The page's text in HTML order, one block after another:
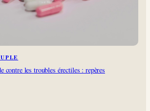
contre les troubles érectiles : repères